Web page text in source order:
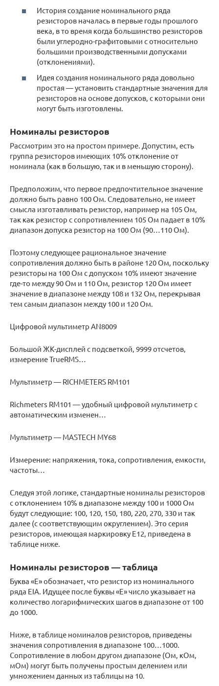
История создание номинального ряда
резисторов началась в первые годы прошлого
века, в то время когда большинство резисторов
были углеродно-графитовыми с относительно
большими производственными допусками
(отклонениями).
Идея создания номинального ряда довольно
простая — установить стандартные значения для
резисторов на основе допусков, с которыми они
могут быть изготовлены.
Номиналы резисторов
Рассмотрим это на простом примере. Допустим, есть
группа резисторов имеющих 10% отклонение от
номинала (как в большую, так и в меньшую сторону).
Предположим, что первое предпочтительное значение
должно быть равно 100 Ом. Следовательно, не имеет
смысла изготавливать резистор, например на 105 Ом,
так как резистор с сопротивлением 105 Ом падает в 10%
диапазон допуска резистор на 100 Ом (90…110 Ом).
Поэтому следующее рациональное значение
сопротивления должно быть в районе 120 Ом, поскольку
резисторы на 100 Ом с допуском 10% имеют значение
где-то между 90 Ом и 110 Ом, резистор 120 Ом имеет
значение в диапазоне между 108 и 132 Ом, перекрывая
тем самым диапазон между 100 и 120 Ом.
Цифровой мультиметр AN8009
Большой ЖК-дисплей с подсветкой, 9999 отсчетов,
измерение TrueRMS…
Мультиметр — RICHMETERS RM101
Richmeters RM101 — удобный цифровой мультиметр с
автоматическим изменен…
Мультиметр — MASTECH MY68
Измерение: напряжения, тока, сопротивления, емкости,
частоты…
Следуя этой логике, стандартные номиналы резисторов
с отклонением 10% в диапазоне между 100 и 1000 Ом
будут следующие: 100, 120, 150, 180, 220, 270, 330 и так
далее (с соответствующим округлением). Это серия
резисторов, имеющая маркировку E12, приведена в
таблице ниже.
Номиналы резисторов — таблица
Буква «Е» обозначает, что резистор из номинального
ряда EIA. Идущее после буквы «Е» число указывает на
количество логарифмических шагов в диапазоне от 100
до 1000.
Ниже, в таблице номиналов резисторов, приведены
значения сопротивления в диапазоне 100…1000.
Сопротивление в любом другом диапазоне (Ом, кОм,
мОм) могут быть получены простым делением или
умножением данных из таблицы на 10.